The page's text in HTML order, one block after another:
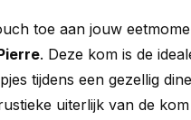
toe aan jouw
. Deze kom is de
tijdens een gezellig
uiterlijk van de